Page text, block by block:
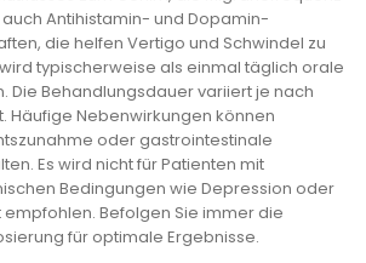
auch Antihistamin- und Dopamin-
die helfen Vertigo und Schwindel zu
typischerweise als einmal täglich orale
Die Behandlungsdauer variiert je nach
Häufige Nebenwirkungen können
oder gastrointestinale
Es wird nicht für Patienten mit
Bedingungen wie Depression oder
Befolgen Sie immer die
für optimale Ergebnisse.